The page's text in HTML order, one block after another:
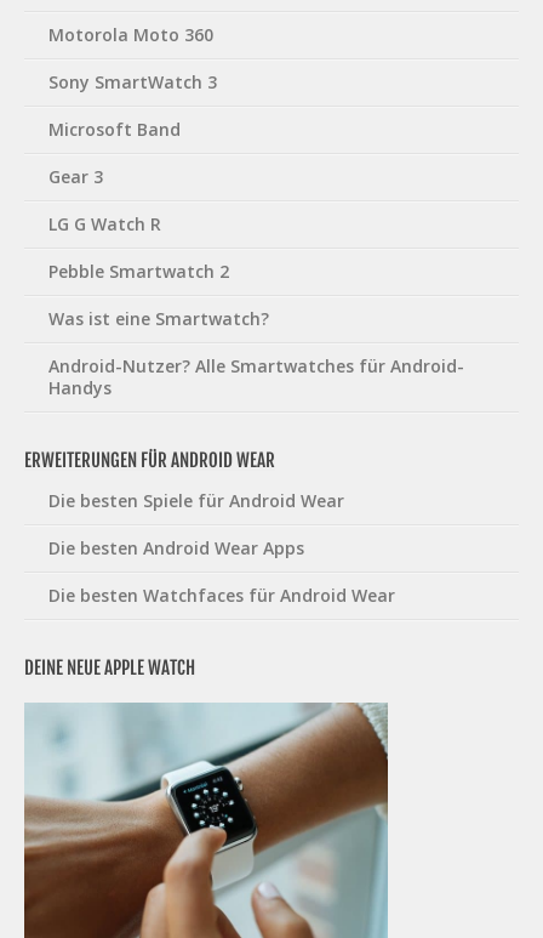
Motorola Moto 360
Sony SmartWatch 3
Microsoft Band
Gear 3
LG G Watch R
Pebble Smartwatch 2
Was ist eine Smartwatch?
Android-Nutzer? Alle Smartwatches für Android-
Handys
ERWEITERUNGEN FÜR ANDROID WEAR
Die besten Spiele für Android Wear
Die besten Android Wear Apps
Die besten Watchfaces für Android Wear
DEINE NEUE APPLE WATCH